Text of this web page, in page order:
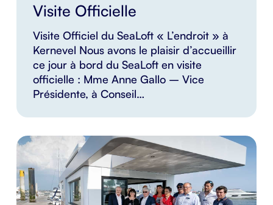
Visite Officielle
Visite Officiel du SeaLoft « L’endroit » à
Kernevel Nous avons le plaisir d’accueillir
ce jour à bord du SeaLoft en visite
officielle : Mme Anne Gallo – Vice
Présidente, à Conseil…